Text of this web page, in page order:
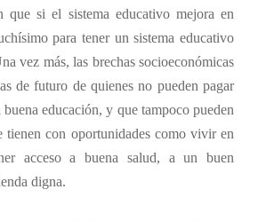
que si el sistema educativo mejora en
para tener un sistema educativo
vez más, las brechas socioeconómicas
de futuro de quienes no pueden pagar
educación, y que tampoco pueden
tienen con oportunidades como vivir en
acceso a buena salud, a un buen
digna.